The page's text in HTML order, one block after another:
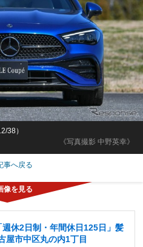
《写真撮影 中野英幸》
38）
事へ戻る
週休2日制・年間休日125日」髪
屋市中区丸の内1丁目